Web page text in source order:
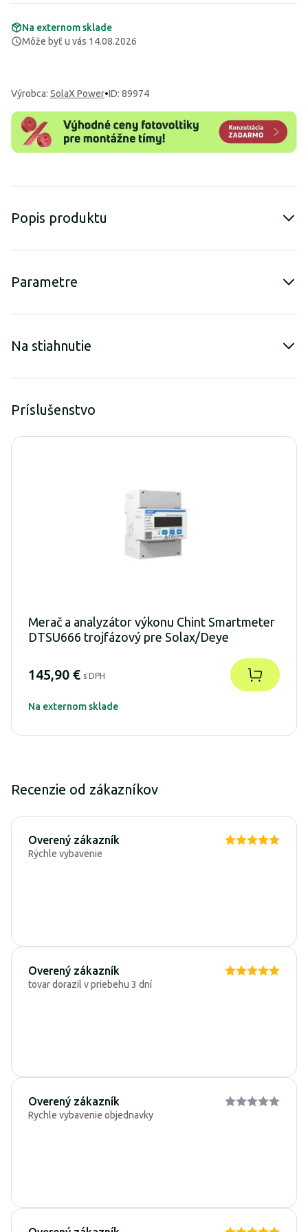
Na externom sklade
Môže byť u vás 14.08.2026
Výrobca: SolaX Power•ID: 89974
Popis produktu
Parametre
Na stiahnutie
Príslušenstvo
Merač a analyzátor výkonu Chint Smartmeter
DTSU666 trojfázový pre Solax/Deye
145,90 € s DPH
Na externom sklade
Recenzie od zákazníkov
Overený zákazník
Rýchle vybavenie
Overený zákazník
tovar dorazil v priebehu 3 dní
Overený zákazník
Rychle vybavenie objednavky